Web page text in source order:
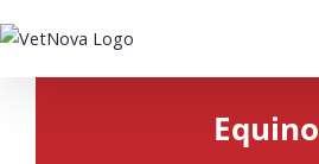
to
content
Equino